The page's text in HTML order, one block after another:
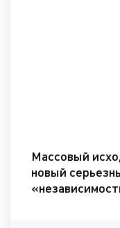
Массовый
новый